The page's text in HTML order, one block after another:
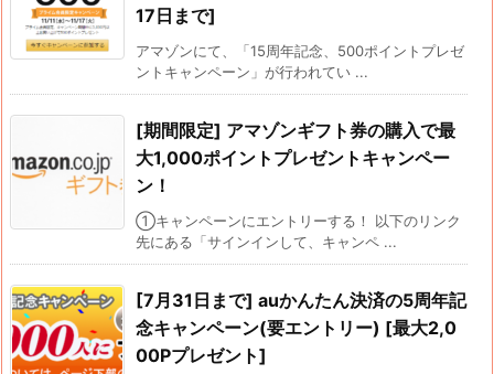
17日まで]
アマゾンにて、「15周年記念、500ポイントプレゼ
ントキャンペーン」が行われてい ...
[期間限定] アマゾンギフト券の購入で最
大1,000ポイントプレゼントキャンペー
ン！
①キャンペーンにエントリーする！ 以下のリンク
先にある「サインインして、キャンペ ...
[7月31日まで] auかんたん決済の5周年記
念キャンペーン(要エントリー) [最大2,0
00Pプレゼント]